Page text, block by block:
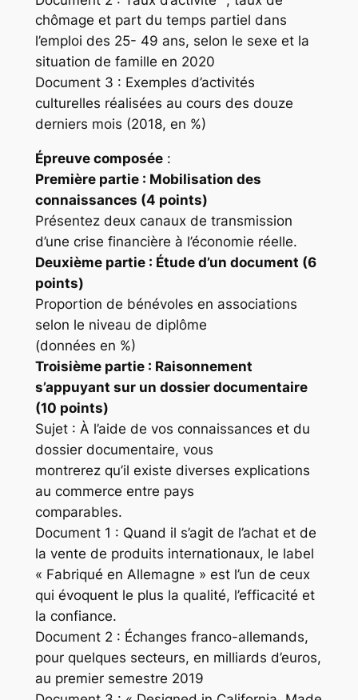
chômage et part du temps partiel dans
l’emploi des 25- 49 ans, selon le sexe et la
situation de famille en 2020
Document 3 : Exemples d’activités
culturelles réalisées au cours des douze
derniers mois (2018, en %)
Épreuve composée:
Première partie : Mobilisation des
connaissances (4 points)
Présentez deux canaux de transmission
d’une crise financière à l’économie réelle.
Deuxième partie : Étude d’un document (6
points)
Proportion de bénévoles en associations
selon le niveau de diplôme
(données en %)
Troisième partie : Raisonnement
s’appuyant sur un dossier documentaire
(10 points)
Sujet : À l’aide de vos connaissances et du
dossier documentaire, vous
montrerez qu’il existe diverses explications
au commerce entre pays
comparables.
Document 1 : Quand il s’agit de l’achat et de
la vente de produits internationaux, le label
« Fabriqué en Allemagne » est l’un de ceux
qui évoquent le plus la qualité, l’efficacité et
la confiance.
Document 2 : Échanges franco-allemands,
pour quelques secteurs, en milliards d’euros,
au premier semestre 2019